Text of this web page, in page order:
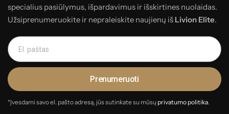
specialius pasiūlymus, išpardavimus ir išskirtines nuolaidas.
Užsiprenumeruokite ir nepraleiskite naujienų iš Livion Elite.
Prenumeruoti
*Įvesdami savo el. pašto adresą, jūs sutinkate su mūsų privatumo politika.